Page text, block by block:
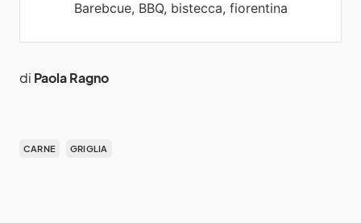
Barebcue, BBQ, bistecca, fiorentina
di Paola Ragno
CARNE GRIGLIA